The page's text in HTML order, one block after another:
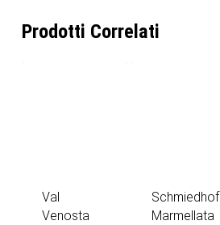
Prodotti Correlati
Val
Venosta
Schmiedhof
Marmellata